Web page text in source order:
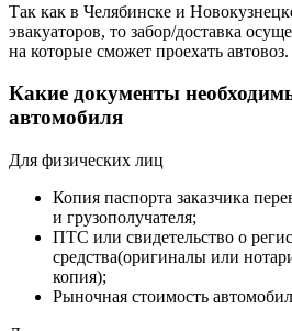
Так как в Челябинске и
эвакуаторов, то забор/доставка
на которые сможет проехать автовоз.
Какие документы
автомобиля
Для физических лиц
Копия паспорта заказчика
и грузополучателя;
ПТС или свидетельство о
средства(оригиналы или
копия);
Рыночная стоимость